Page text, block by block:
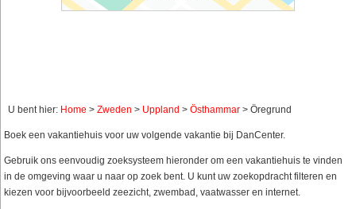
U bent hier: Home > Zweden > Uppland > Östhammar > Öregrund
Boek een vakantiehuis voor uw volgende vakantie bij DanCenter.
Gebruik ons eenvoudig zoeksysteem hieronder om een vakantiehuis te vinden
in de omgeving waar u naar op zoek bent. U kunt uw zoekopdracht filteren en
kiezen voor bijvoorbeeld zeezicht, zwembad, vaatwasser en internet.